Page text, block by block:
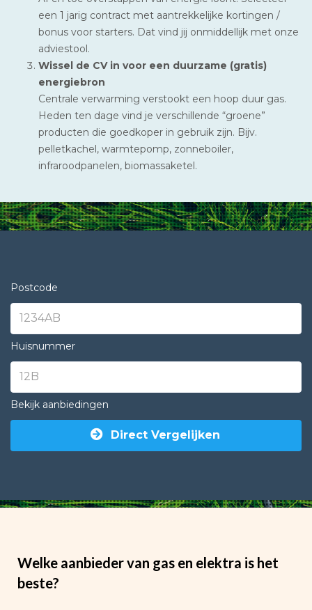
een 1 jarig contract met aantrekkelijke kortingen /
bonus voor starters. Dat vind jij onmiddellijk met onze
adviestool.
Wissel de CV in voor een duurzame (gratis)
energiebron
Centrale verwarming verstookt een hoop duur gas.
Heden ten dage vind je verschillende “groene”
producten die goedkoper in gebruik zijn. Bijv.
pelletkachel, warmtepomp, zonneboiler,
infraroodpanelen, biomassaketel.
Postcode
Huisnummer
Bekijk aanbiedingen
Direct Vergelijken
Welke aanbieder van gas en elektra is het
beste?